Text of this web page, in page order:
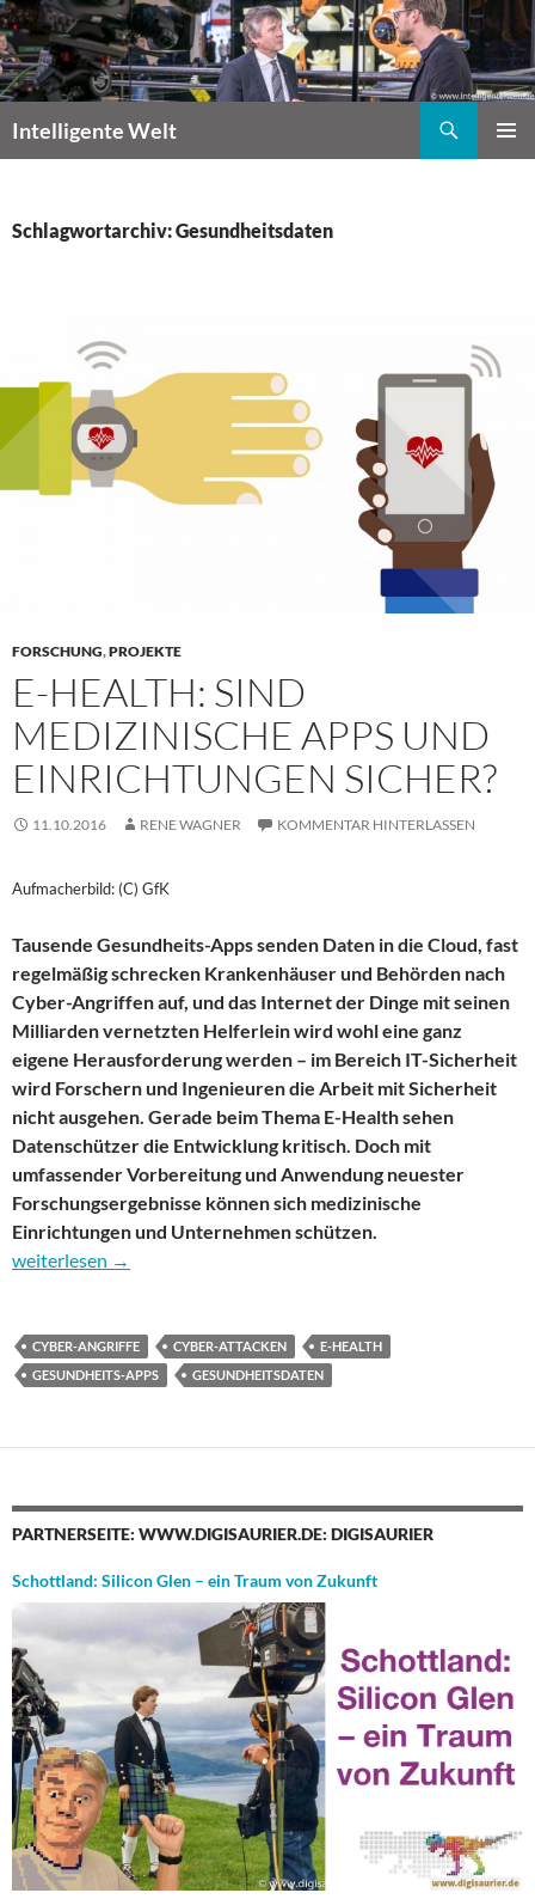
Zum
Inhalt
springen
Intelligente Welt
Schlagwortarchiv: Gesundheitsdaten
FORSCHUNG,PROJEKTE
E-HEALTH: SIND
MEDIZINISCHE APPS UND
EINRICHTUNGEN SICHER?
11.10.2016 RENE WAGNER KOMMENTAR HINTERLASSEN
Aufmacherbild: (C) GfK
Tausende Gesundheits-Apps senden Daten in die Cloud, fast
regelmäßig schrecken Krankenhäuser und Behörden nach
Cyber-Angriffen auf, und das Internet der Dinge mit seinen
Milliarden vernetzten Helferlein wird wohl eine ganz
eigene Herausforderung werden – im Bereich IT-Sicherheit
wird Forschern und Ingenieuren die Arbeit mit Sicherheit
nicht ausgehen. Gerade beim Thema E-Health sehen
Datenschützer die Entwicklung kritisch. Doch mit
umfassender Vorbereitung und Anwendung neuester
Forschungsergebnisse können sich medizinische
Einrichtungen und Unternehmen schützen.
E-Health: Sind medizinische Apps und Einrichtungen sicher?
weiterlesen →
CYBER-ANGRIFFE CYBER-ATTACKEN
E-HEALTH
GESUNDHEITS-APPS
GESUNDHEITSDATEN
PARTNERSEITE: WWW.DIGISAURIER.DE: DIGISAURIER
Schottland: Silicon Glen – ein Traum von Zukunft